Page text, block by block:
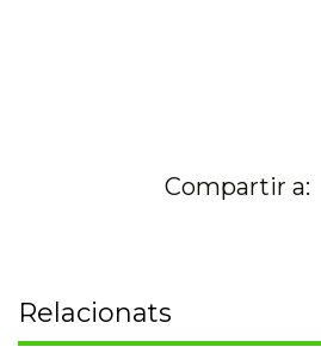
Compartir a:
Relacionats